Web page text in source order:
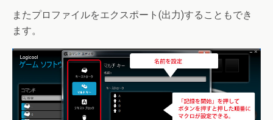
またプロファイルをエクスポート(出力)することもでき
ます。